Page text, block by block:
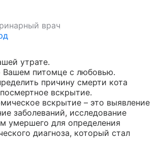
врач
утрате.
Вашем питомце с любовью.
причину смерти кота
вскрытие.
вскрытие – это выявление
заболеваний, исследование
умершего для определения
диагноза, который стал